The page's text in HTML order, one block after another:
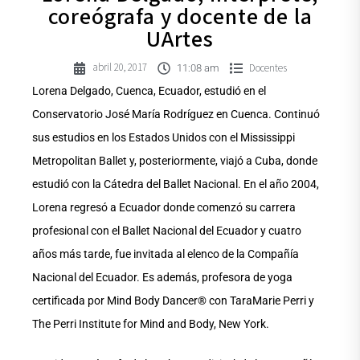
coreógrafa y docente de la
UArtes
abril 20, 2017 11:08 am Docentes
Lorena Delgado, Cuenca, Ecuador, estudió en el
Conservatorio José María Rodríguez en Cuenca. Continuó
sus estudios en los Estados Unidos con el Mississippi
Metropolitan Ballet y, posteriormente, viajó a Cuba, donde
estudió con la Cátedra del Ballet Nacional. En el año 2004,
Lorena regresó a Ecuador donde comenzó su carrera
profesional con el Ballet Nacional del Ecuador y cuatro
años más tarde, fue invitada al elenco de la Compañía
Nacional del Ecuador. Es además, profesora de yoga
certificada por Mind Body Dancer® con TaraMarie Perri y
The Perri Institute for Mind and Body, New York.